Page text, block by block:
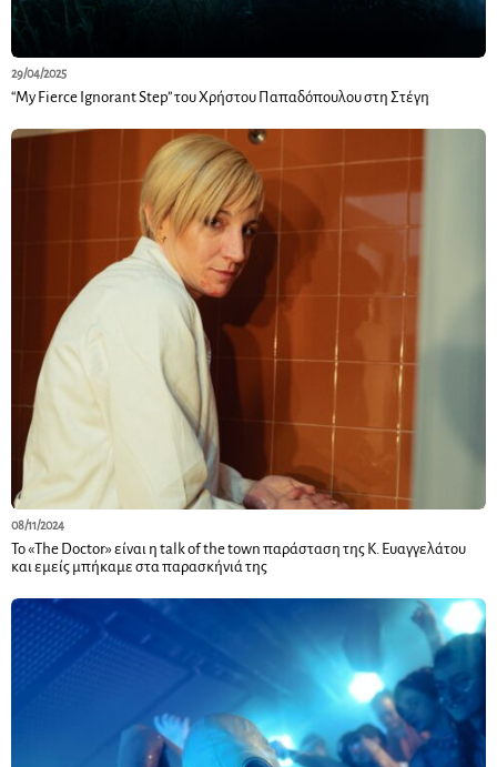
29/04/2025
“My Fierce Ignorant Step” του Χρήστου Παπαδόπουλου στη Στέγη
08/11/2024
Το «The Doctor» είναι η talk of the town παράσταση της Κ. Ευαγγελάτου
και εμείς μπήκαμε στα παρασκήνιά της